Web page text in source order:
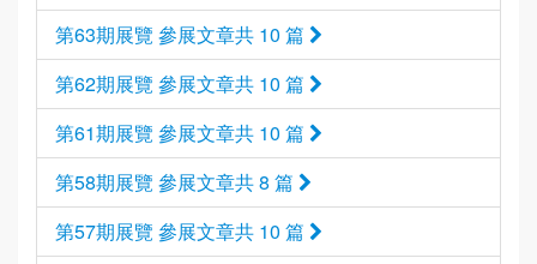
第63期展覽 參展文章共 10 篇
第62期展覽 參展文章共 10 篇
第61期展覽 參展文章共 10 篇
第58期展覽 參展文章共 8 篇
第57期展覽 參展文章共 10 篇